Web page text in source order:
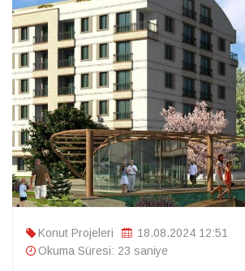
Konut Projeleri
18.08.2024 12:51
Okuma Süresi: 23 saniye